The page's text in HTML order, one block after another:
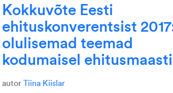
Kokkuvõte Eesti
ehituskonverentsist
olulisemad teemad
kodumaisel
autor Tiina Kiislar